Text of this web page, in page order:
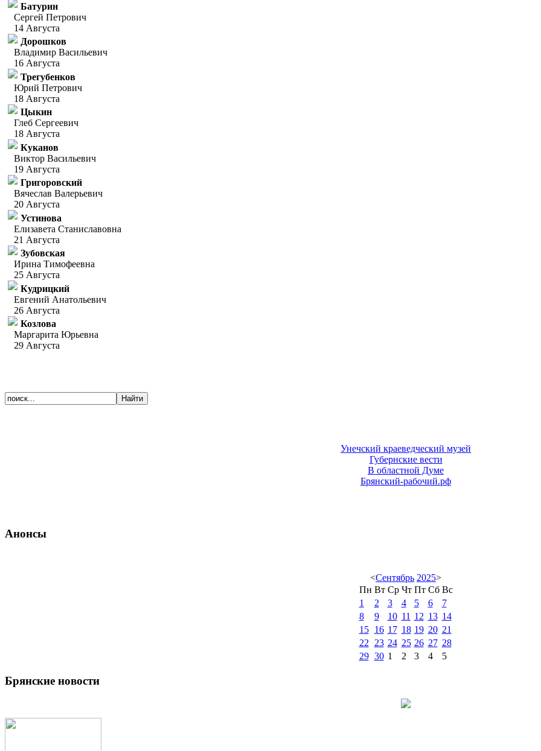
Батурин
Сергей Петрович
14 Августа
Дорошков
Владимир Васильевич
16 Августа
Трегубенков
Юрий Петрович
18 Августа
Цыкин
Глеб Сергеевич
18 Августа
Куканов
Виктор Васильевич
19 Августа
Григоровский
Вячеслав Валерьевич
20 Августа
Устинова
Елизавета Станиславовна
21 Августа
Зубовская
Ирина Тимофеевна
25 Августа
Кудрицкий
Евгений Анатольевич
26 Августа
Козлова
Маргарита Юрьевна
29 Августа
Унечский краеведческий музей
Губернские вести
В областной Думе
Брянский-рабочий.рф
Анонсы
<Сентябрь 2025>
Пн Вт Ср Чт Пт Сб Вс
1
2 3 4 5 6
7
8
9 10 11 12 13 14
15
16 17 18 19 20 21
22
23 24 25 26 27 28
29 30 1 2 3 4 5
Брянские новости